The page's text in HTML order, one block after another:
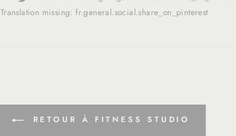
missing:
Translation missing: fr.general.social.share_on_pinterest
RETOUR À FITNESS STUDIO